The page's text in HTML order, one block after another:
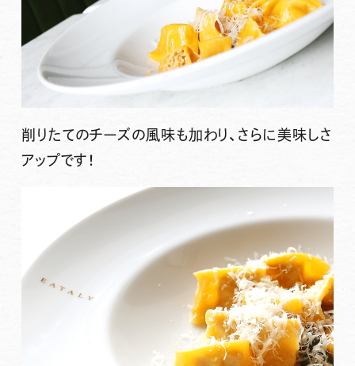
削りたてのチーズの風味も加わり、さらに美味しさ
アップです！